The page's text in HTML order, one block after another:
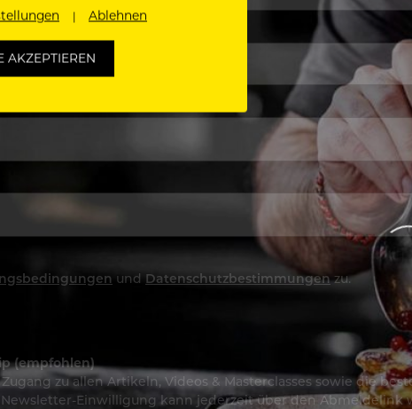
und Datenschutzbestimmungenzu.
(empfohlen)
zu allen Artikeln, Videos & Masterclasses sowie die
Einwilligung kann jederzeit über den Abmeldelink
Ablehnen
AKZEPTIEREN